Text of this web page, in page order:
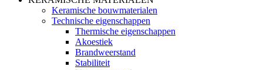
Keramische bouwmaterialen
Technische eigenschappen
Thermische eigenschappen
Akoestiek
Brandweerstand
Stabiliteit